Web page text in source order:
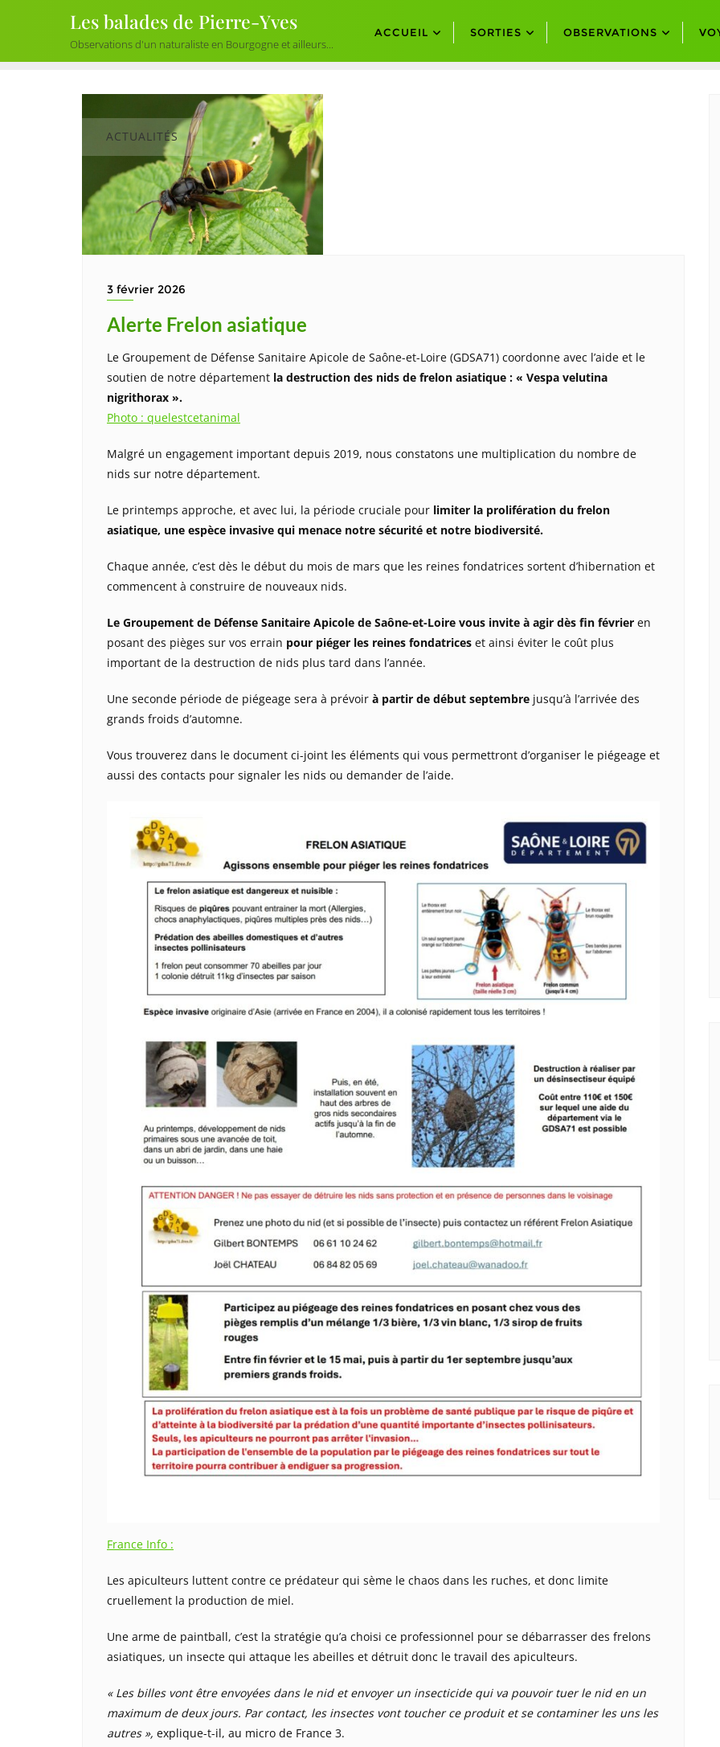
Les balades de Pierre-Yves
Observations d'un naturaliste en Bourgogne et ailleurs...
ACCUEIL SORTIES OBSERVATIONS
ACTUALITÉS
3 février 2026
Alerte Frelon asiatique
Le Groupement de Défense Sanitaire Apicole de Saône-et-Loire (GDSA71) coordonne avec l’aide et le
soutien de notre département la destruction des nids de frelon asiatique : « Vespa velutina
nigrithorax ».
Photo : quelestcetanimal
Malgré un engagement important depuis 2019, nous constatons une multiplication du nombre de
nids sur notre département.
Le printemps approche, et avec lui, la période cruciale pour limiter la prolifération du frelon
asiatique, une espèce invasive qui menace notre sécurité et notre biodiversité.
Chaque année, c’est dès le début du mois de mars que les reines fondatrices sortent d’hibernation et
commencent à construire de nouveaux nids.
Le Groupement de Défense Sanitaire Apicole de Saône-et-Loire vous invite à agir dès fin février en
posant des pièges sur vos errain pour piéger les reines fondatrices et ainsi éviter le coût plus
important de la destruction de nids plus tard dans l’année.
Une seconde période de piégeage sera à prévoir à partir de début septembre jusqu’à l’arrivée des
grands froids d’automne.
Vous trouverez dans le document ci-joint les éléments qui vous permettront d’organiser le piégeage et
aussi des contacts pour signaler les nids ou demander de l’aide.
France Info :
Les apiculteurs luttent contre ce prédateur qui sème le chaos dans les ruches, et donc limite
cruellement la production de miel.
Une arme de paintball, c’est la stratégie qu’a choisi ce professionnel pour se débarrasser des frelons
asiatiques, un insecte qui attaque les abeilles et détruit donc le travail des apiculteurs.
« Les billes vont être envoyées dans le nid et envoyer un insecticide qui va pouvoir tuer le nid en un
maximum de deux jours. Par contact, les insectes vont toucher ce produit et se contaminer les uns les
autres », explique-t-il, au micro de France 3.